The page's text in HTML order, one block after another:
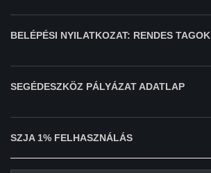
BELÉPÉSI NYILATKOZAT: RENDES TAGOK
SEGÉDESZKÖZ PÁLYÁZAT ADATLAP
SZJA 1% FELHASZNÁLÁS